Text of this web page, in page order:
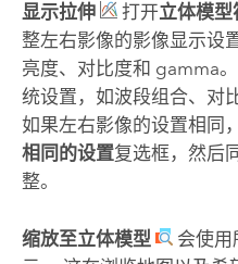
显示拉伸 打开立体模
整左右影像的影像显示设
亮度、对比度和 gamma
统设置，如波段组合、对
如果左右影像的设置相同
相同的设置复选框，然后
整。
缩放至立体模型
会使用